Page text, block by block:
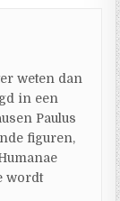
weten dan
in een
Paulus
figuren,
wordt